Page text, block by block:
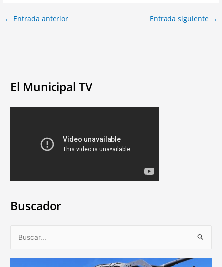
← Entrada anterior Entrada siguiente →
El Municipal TV
Buscador